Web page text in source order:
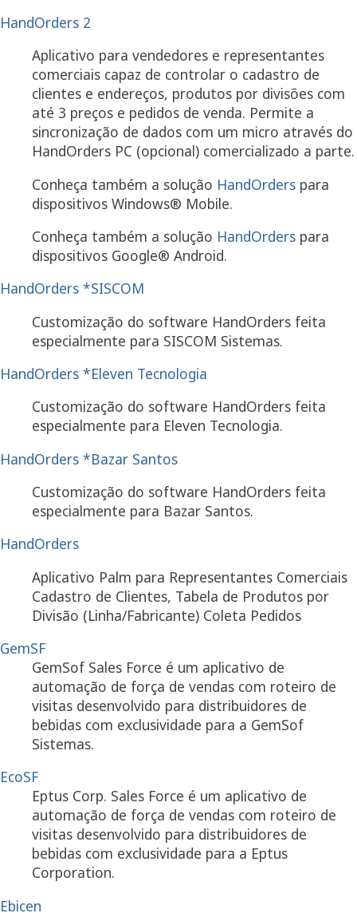
HandOrders 2
Aplicativo para vendedores e representantes
comerciais capaz de controlar o cadastro de
clientes e endereços, produtos por divisões com
até 3 preços e pedidos de venda. Permite a
sincronização de dados com um micro através do
HandOrders PC (opcional) comercializado a parte.
Conheça também a solução HandOrders para
dispositivos Windows® Mobile.
Conheça também a solução HandOrders para
dispositivos Google® Android.
HandOrders *SISCOM
Customização do software HandOrders feita
especialmente para SISCOM Sistemas.
HandOrders *Eleven Tecnologia
Customização do software HandOrders feita
especialmente para Eleven Tecnologia.
HandOrders *Bazar Santos
Customização do software HandOrders feita
especialmente para Bazar Santos.
HandOrders
Aplicativo Palm para Representantes Comerciais
Cadastro de Clientes, Tabela de Produtos por
Divisão (Linha/Fabricante) Coleta Pedidos
GemSF
GemSof Sales Force é um aplicativo de
automação de força de vendas com roteiro de
visitas desenvolvido para distribuidores de
bebidas com exclusividade para a GemSof
Sistemas.
EcoSF
Eptus Corp. Sales Force é um aplicativo de
automação de força de vendas com roteiro de
visitas desenvolvido para distribuidores de
bebidas com exclusividade para a Eptus
Corporation.
Ebicen